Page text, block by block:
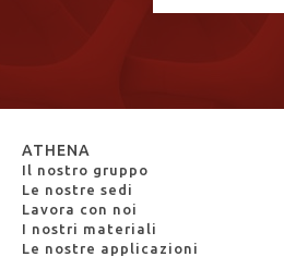
ATHENA
Il nostro gruppo
Le nostre sedi
Lavora con noi
I nostri materiali
Le nostre applicazioni